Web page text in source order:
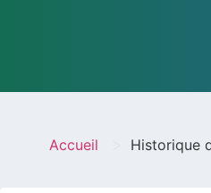
Accueil Historique